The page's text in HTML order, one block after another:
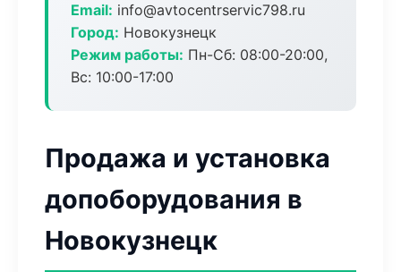
Email: info@avtocentrservic798.ru
Город: Новокузнецк
Режим работы: Пн-Сб: 08:00-20:00,
Вс: 10:00-17:00
Продажа и установка
допоборудования в
Новокузнецк